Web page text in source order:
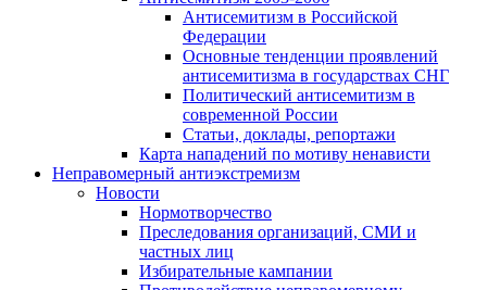
Антисемитизм в Российской
Федерации
Основные тенденции проявлений
антисемитизма в государствах СНГ
Политический антисемитизм в
современной России
Статьи, доклады, репортажи
Карта нападений по мотиву ненависти
Неправомерный антиэкстремизм
Новости
Нормотворчество
Преследования организаций, СМИ и
частных лиц
Избирательные кампании